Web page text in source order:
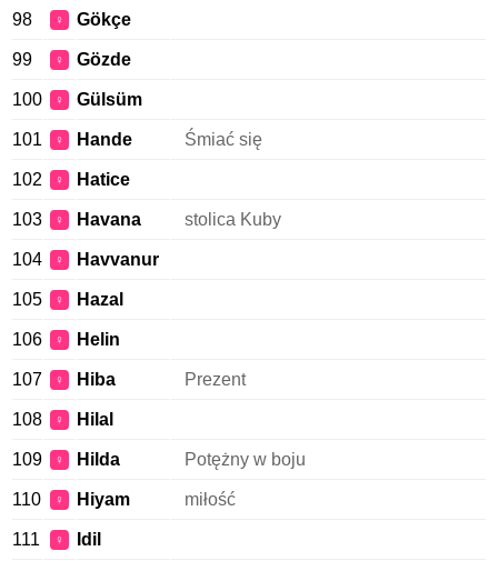
98 ♀ Gökçe
99 ♀ Gözde
100 ♀ Gülsüm
101 ♀ Hande Śmiać się
102 ♀ Hatice
103 ♀ Havana stolica Kuby
104 ♀ Havvanur
105 ♀ Hazal
106 ♀ Helin
107 ♀ Hiba Prezent
108 ♀ Hilal
109 ♀ Hilda Potężny w boju
110 ♀ Hiyam miłość
111 ♀ Idil